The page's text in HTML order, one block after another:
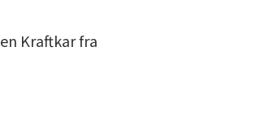
Kraftkar fra